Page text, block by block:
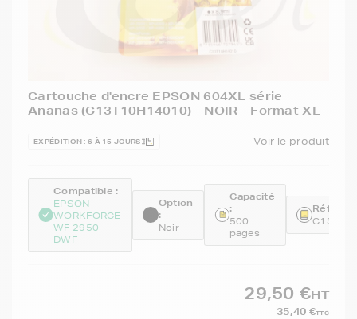
Cartouche d'encre EPSON 604XL série
Ananas (C13T10H14010) - NOIR - Format XL
EXPÉDITION : 6 À 15 JOURS Voir le produit
Compatible :
EPSON
WORKFORCE
WF 2950
DWF
Option
:
Noir
Capacité
:
500
pages
29,50 €HT
35,40 €TTC